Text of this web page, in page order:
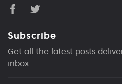
Subscribe
Get all the latest posts
inbox.